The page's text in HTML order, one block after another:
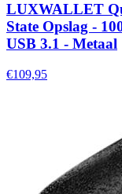
LUXWALLET
State Opslag -
USB 3.1 - Metaal
€109,95